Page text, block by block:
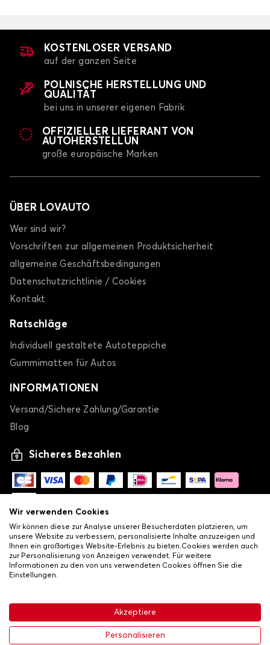
104,12 € In den Warenkorb
KOSTENLOSER VERSAND
auf der ganzen Seite
POLNISCHE HERSTELLUNG UND
QUALITÄT
bei uns in unserer eigenen Fabrik
OFFIZIELLER LIEFERANT VON
AUTOHERSTELLUN
große europäische Marken
ÜBER LOVAUTO
Wer sind wir?
Vorschriften zur allgemeinen Produktsicherheit
allgemeine Geschäftsbedingungen
Datenschutzrichtlinie / Cookies
Kontakt
Ratschläge
Individuell gestaltete Autoteppiche
Gummimatten für Autos
INFORMATIONEN
Versand/Sichere Zahlung/Garantie
Blog
Sicheres Bezahlen
Allgemeine Verkaufsbedingungen•
Datenschutz- und Cookie-Richtlinie•Livraison
Wir verwenden Cookies
Wir können diese zur Analyse unserer Besucherdaten platzieren, um
unsere Website zu verbessern, personalisierte Inhalte anzuzeigen und
Ihnen ein großartiges Website-Erlebnis zu bieten.Cookies werden auch
zur Personalisierung von Anzeigen verwendet. Für weitere
Informationen zu den von uns verwendeten Cookies öffnen Sie die
Einstellungen.
Akzeptiere
Personalisieren